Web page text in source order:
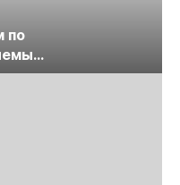
по
экспертизы